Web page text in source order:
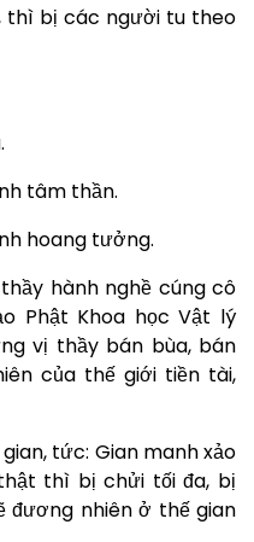
thì bị các người tu theo
tâm thần.
hoang tưởng.
hành nghề cúng cô
Phật Khoa học Vật lý
vị thầy bán bùa, bán
của thế giới tiền tài,
tức: Gian manh xảo
thì bị chửi tối đa, bị
đương nhiên ở thế gian